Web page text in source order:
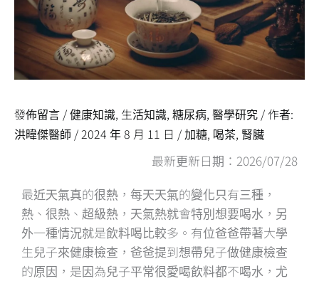
發佈留言 /健康知識, 生活知識, 糖尿病, 醫學研究 / 作者:
洪暐傑醫師 /2024 年 8 月 11 日 /加糖, 喝茶, 腎臟
最新更新日期：2026/07/28
最近天氣真的很熱，每天天氣的變化只有三種，
熱、很熱、超級熱，天氣熱就會特別想要喝水，另
外一種情況就是飲料喝比較多。有位爸爸帶著大學
生兒子來健康檢查，爸爸提到想帶兒子做健康檢查
的原因，是因為兒子平常很愛喝飲料都不喝水，尤